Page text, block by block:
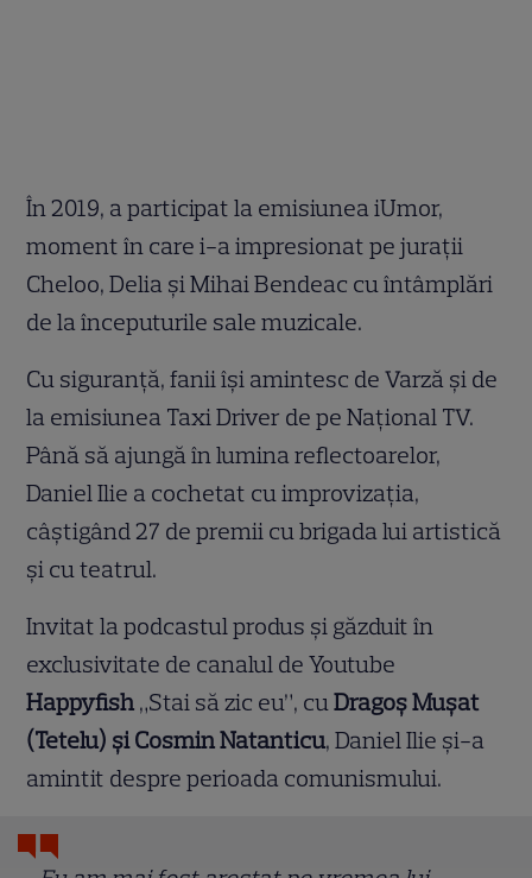
În 2019, a participat la emisiunea iUmor,
moment în care i-a impresionat pe jurații
Cheloo, Delia și Mihai Bendeac cu întâmplări
de la începuturile sale muzicale.
Cu siguranță, fanii își amintesc de Varză și de
la emisiunea Taxi Driver de pe Național TV.
Până să ajungă în lumina reflectoarelor,
Daniel Ilie a cochetat cu improvizația,
câștigând 27 de premii cu brigada lui artistică
și cu teatrul.
Invitat la podcastul produs și găzduit în
exclusivitate de canalul de Youtube
Happyfish „Stai să zic eu”, cuDragoș Mușat
(Tetelu) și Cosmin Natanticu, Daniel Ilie și-a
amintit despre perioada comunismului.